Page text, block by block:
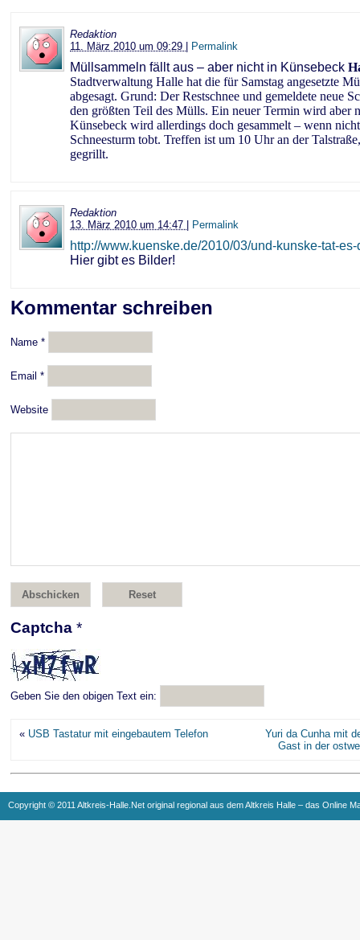
Redaktion
11. März 2010 um 09:29
Permalink
Müllsammeln fällt aus – aber nicht in Künsebeck
Stadtverwaltung Halle hat die für Samstag angesetzte
abgesagt. Grund: Der Restschnee und gemeldete neue
den größten Teil des Mülls. Ein neuer Termin wird aber
Künsebeck wird allerdings doch gesammelt – wenn
Schneesturm tobt. Treffen ist um 10 Uhr an der
gegrillt.
Redaktion
13. März 2010 um 14:47
Permalink
http://www.kuenske.de/2010/03/und-kunske-tat-es-
Hier gibt es Bilder!
Kommentar schreiben
Name *
Email *
Website
Captcha *
Geben Sie den obigen Text ein:
« USB Tastatur mit eingebautem Telefon
Yuri da Cunha mit
Gast in der
Copyright © 2011 Altkreis-Halle.Net original regional aus dem Altkreis Halle – das Online